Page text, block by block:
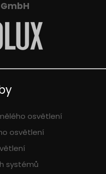
osvětlení
osvětlení
systémů